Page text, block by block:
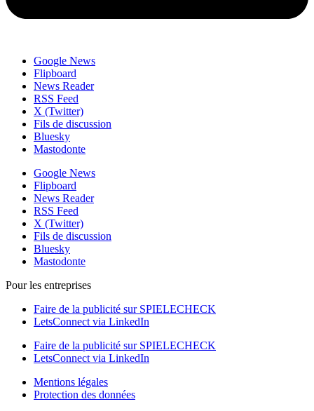
Google News
Flipboard
News Reader
RSS Feed
X (Twitter)
Fils de discussion
Bluesky
Mastodonte
Google News
Flipboard
News Reader
RSS Feed
X (Twitter)
Fils de discussion
Bluesky
Mastodonte
Pour les entreprises
Faire de la publicité sur SPIELECHECK
LetsConnect via LinkedIn
Faire de la publicité sur SPIELECHECK
LetsConnect via LinkedIn
Mentions légales
Protection des données